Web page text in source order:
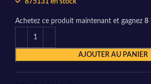
875131 en stock
Achetez ce produit maintenant et gagnez 8
AJOUTER AU PANIER